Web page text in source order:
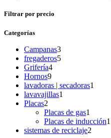
Filtrar por precio
Categorías
Campanas33
products
fregaderos55
Grifería44
Hornos99
products
lavadoras | secadoras1
lavavajillas1
Placas2
products
Placas de gas1
product
Placas de inducción1
sistemas de reciclaje2